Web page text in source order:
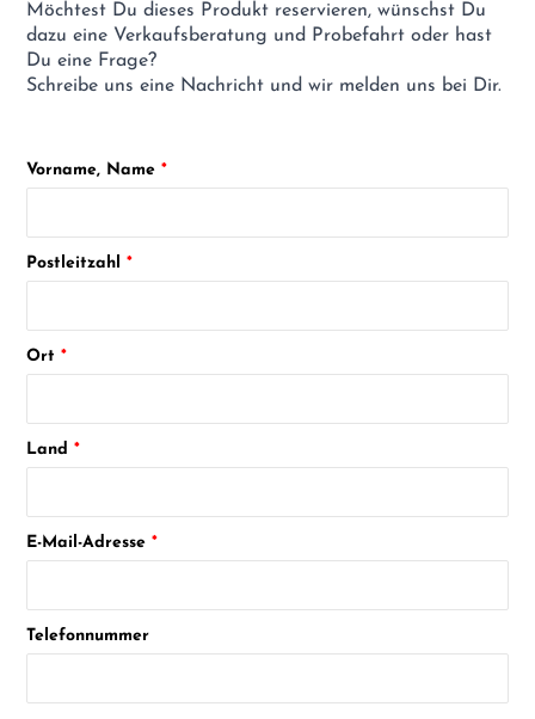
Möchtest Du dieses Produkt reservieren, wünschst Du
dazu eine Verkaufsberatung und Probefahrt oder hast
Du eine Frage?
Schreibe uns eine Nachricht und wir melden uns bei Dir.
Vorname, Name
Postleitzahl
Ort
Land
E-Mail-Adresse
Telefonnummer